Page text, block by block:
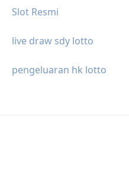
Slot Resmi
live draw sdy lotto
pengeluaran hk lotto